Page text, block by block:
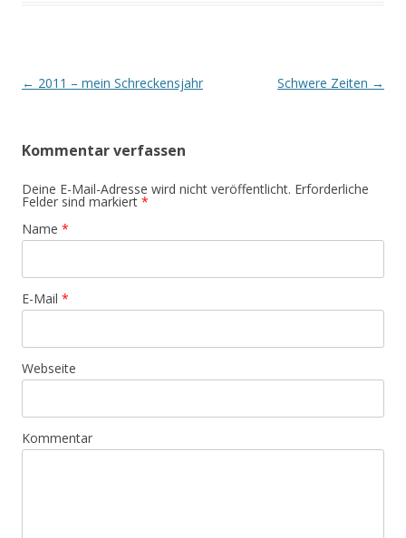
Artikel-Navigation
← 2011 – mein Schreckensjahr Schwere Zeiten →
Kommentar verfassen
Deine E-Mail-Adresse wird nicht veröffentlicht. Erforderliche
Felder sind markiert *
Name *
E-Mail *
Webseite
Kommentar